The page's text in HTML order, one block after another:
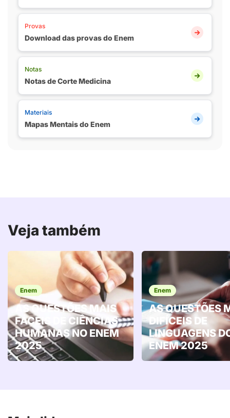
Provas
Download das provas do Enem
Notas
Notas de Corte Medicina
Materiais
Mapas Mentais do Enem
Veja também
Enem
AS QUESTÕES MAIS
FÁCEIS DE CIÊNCIAS
HUMANAS NO ENEM
2025
Enem
AS QUESTÕES
DIFÍCEIS DE
LINGUAGENS
ENEM 2025